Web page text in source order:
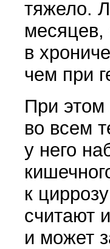
тяжело.
месяцев,
в
чем при
При этом
во всем
у него
к
считают
и может